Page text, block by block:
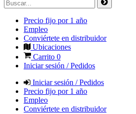
Precio fijo por 1 año
Empleo
Conviértete en distribuidor
Ubicaciones
Carrito 0
Iniciar sesión / Pedidos
Iniciar sesión / Pedidos
Precio fijo por 1 año
Empleo
Conviértete en distribuidor